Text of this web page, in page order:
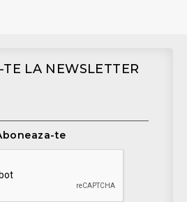
LA NEWSLETTER
te